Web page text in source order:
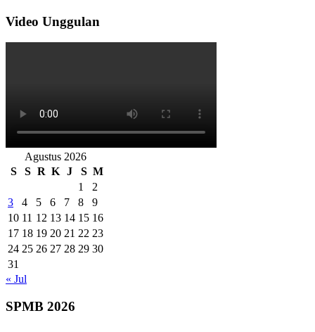
Video Unggulan
Agustus 2026
S
S R K J S M
1
2
3
4 5 6 7 8
9
10 11 12 13 14 15 16
17 18 19 20 21 22 23
24 25 26 27 28 29 30
31
« Jul
SPMB 2026